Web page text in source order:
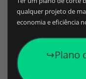
qualquer projeto de
economia e eficiência
↪️Plano